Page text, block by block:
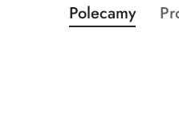
Pomiń karuzelę
Produkty
o
Polecamy